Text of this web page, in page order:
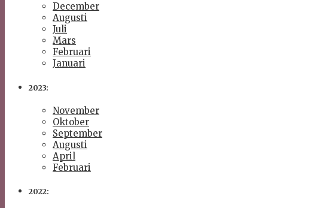
December
Augusti
Juli
Mars
Februari
Januari
2023:
November
Oktober
September
Augusti
April
Februari
2022: